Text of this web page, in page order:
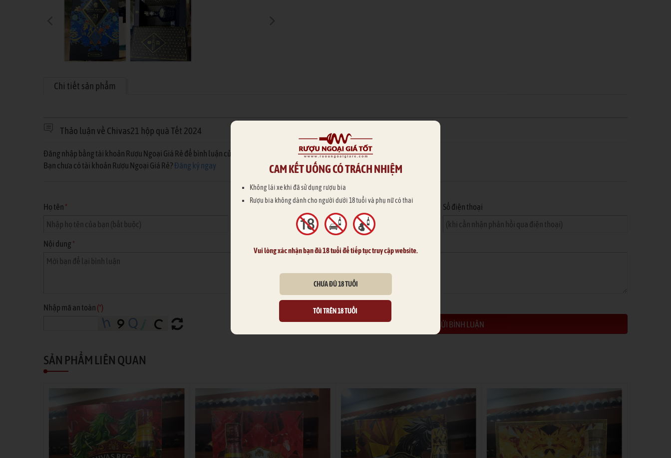
Chi tiết sản phẩm
Thảo luận về Chivas21 hộp quà Tết 2024
Đăng nhập bằng tài khoản Rượu Ngoại Giá Rẻ để bình luận của bạn được duyệt & trả lời nhanh hơn
Bạn chưa có tài khoản Rượu Ngoại Giá Rẻ?Đăng ký ngay
Họ tên * Email Số điện thoại
Nội dung *
Nhập mã an toàn (*)
SẢN PHẨM LIÊN QUAN
CAM KẾT UỐNG CÓ TRÁCH NHIỆM
Không lái xe khi đã sử dụng rượu bia
Rượu bia không dành cho người dưới 18 tuổi và phụ nữ có thai
Vui lòng xác nhận bạn đủ 18 tuổi để tiếp tục truy cập website.
CHƯA ĐỦ 18 TUỔI
TÔI TRÊN 18 TUỔI